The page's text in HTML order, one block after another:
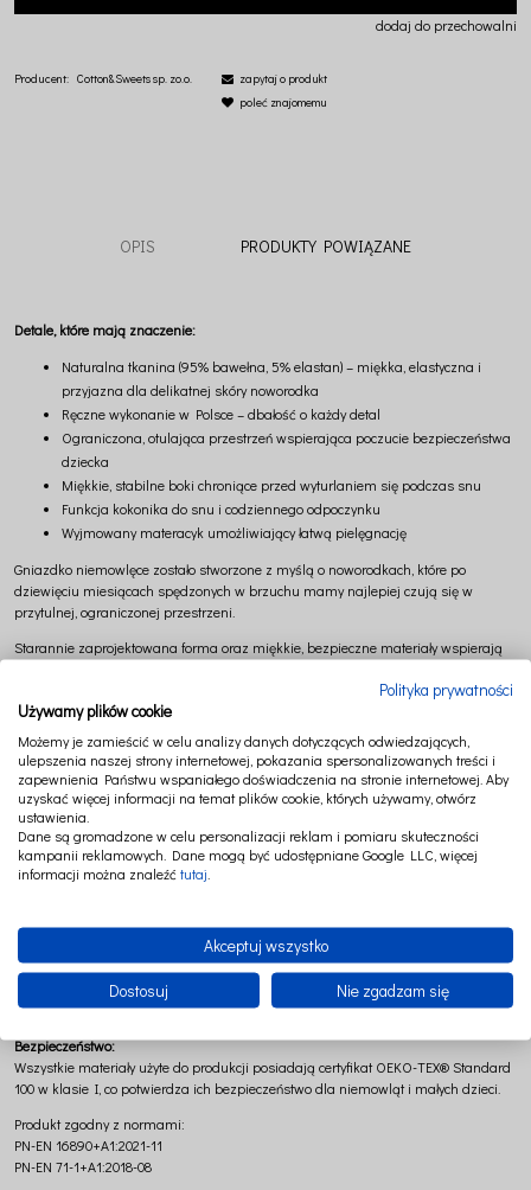
dodaj do przechowalni
Producent: Cotton&Sweets sp. zo.o.
zapytaj o produkt
poleć znajomemu
OPIS PRODUKTY POWIĄZANE
Detale, które mają znaczenie:
Naturalna tkanina (95% bawełna, 5% elastan) – miękka, elastyczna i
przyjazna dla delikatnej skóry noworodka
Ręczne wykonanie w Polsce – dbałość o każdy detal
Ograniczona, otulająca przestrzeń wspierająca poczucie bezpieczeństwa
dziecka
Miękkie, stabilne boki chroniące przed wyturlaniem się podczas snu
Funkcja kokonika do snu i codziennego odpoczynku
Wyjmowany materacyk umożliwiający łatwą pielęgnację
Gniazdko niemowlęce zostało stworzone z myślą o noworodkach, które po
dziewięciu miesiącach spędzonych w brzuchu mamy najlepiej czują się w
przytulnej, ograniczonej przestrzeni.
Starannie zaprojektowana forma oraz miękkie, bezpieczne materiały wspierają
sprawdza się w łóżeczku niemowlęcym, pomagając stworzyć dziecku spokojne,
harmonijne miejsce do snu i odpoczynku.
To funkcjonalny i estetyczny element wyprawki, który wspiera pierwsze miesiące
życia dziecka.
Wymiary:
wymiary zewnętrzne: 83 × 54 cm (+/-)
wymiary wewnętrzne: 70 × 34 cm (+/-)
tkanina: 95% bawełna, 5% elastan
wypełnienie: antyalergiczna kulka poliestrowa
materacyk: pianka z certyfikatem OEKO-TEX® Standard 100
grubość materacyka: 3 cm
Bezpieczeństwo:
Wszystkie materiały użyte do produkcji posiadają certyfikat OEKO-TEX® Standard
100 w klasie I, co potwierdza ich bezpieczeństwo dla niemowląt i małych dzieci.
Produkt zgodny z normami:
PN-EN 16890+A1:2021-11
PN-EN 71-1+A1:2018-08
Polityka prywatności
Używamy plików cookie
Możemy je zamieścić w celu analizy danych dotyczących odwiedzających,
ulepszenia naszej strony internetowej, pokazania spersonalizowanych treści i
zapewnienia Państwu wspaniałego doświadczenia na stronie internetowej. Aby
uzyskać więcej informacji na temat plików cookie, których używamy, otwórz
ustawienia.
Dane są gromadzone w celu personalizacji reklam i pomiaru skuteczności
kampanii reklamowych. Dane mogą być udostępniane Google LLC, więcej
informacji można znaleźć tutaj
Akceptuj wszystko
Dostosuj Nie zgadzam się